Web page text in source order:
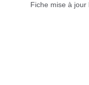
Fiche mise à jour